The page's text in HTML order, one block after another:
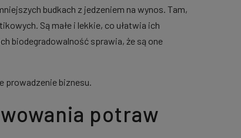
budkach z jedzeniem na wynos. Tam,
Są małe i lekkie, co ułatwia ich
biodegradowalność sprawia, że są one
prowadzenie biznesu.
potraw